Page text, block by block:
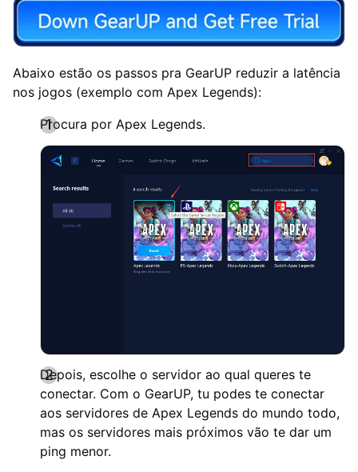
Abaixo estão os passos pra GearUP reduzir a latência
nos jogos (exemplo com Apex Legends):
Procura por Apex Legends.
Depois, escolhe o servidor ao qual queres te
conectar. Com o GearUP, tu podes te conectar
aos servidores de Apex Legends do mundo todo,
mas os servidores mais próximos vão te dar um
ping menor.